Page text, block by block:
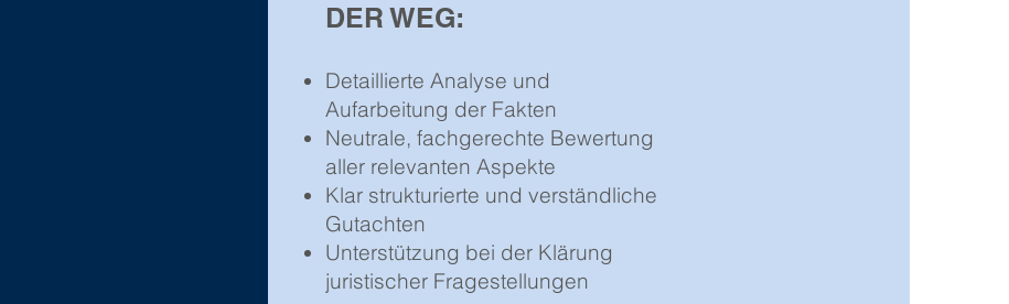
DER WEG:
Detaillierte Analyse und
Aufarbeitung der Fakten
Neutrale, fachgerechte Bewertung
aller relevanten Aspekte
Klar strukturierte und verständliche
Gutachten
Unterstützung bei der Klärung
juristischer Fragestellungen